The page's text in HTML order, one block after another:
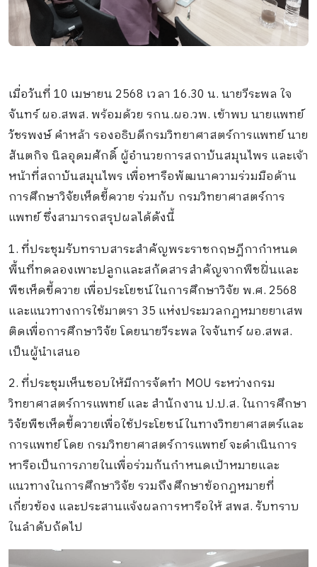
เมื่อวันที่ 10 เมษายน 2568 เวลา 16.30 น. นายวีระพล ใจ
จันทร์ ผอ.สพส. พร้อมด้วย รกน.ผอ.วพ. เข้าพบ นายแพทย์
วัชรพงษ์ คำหล้า รองอธิบดีกรมวิทยาศาสตร์การแพทย์ นาย
สันตกิจ นิลอุดมศักดิ์ ผู้อำนวยการสถาบันสมุนไพร และเจ้า
หน้าที่สถาบันสมุนไพร เพื่อหารือพัฒนาความร่วมมือด้าน
การศึกษาวิจัยเห็ดขี้ควาย ร่วมกับ กรมวิทยาศาสตร์การ
แพทย์ ซึ่งสามารถสรุปผลได้ดังนี้
1. ที่ประชุมรับทราบสาระสำคัญพระราชกฤษฎีกากำหนด
พื้นที่ทดลองเพาะปลูกและสกัดสารสำคัญจากพืชฝิ่นและ
พืชเห็ดขี้ควาย เพื่อประโยชน์ในการศึกษาวิจัย พ.ศ. 2568
และแนวทางการใช้มาตรา 35 แห่งประมวลกฎหมายยาเสพ
ติดเพื่อการศึกษาวิจัย โดยนายวีระพล ใจจันทร์ ผอ.สพส.
เป็นผู้นำเสนอ
2. ที่ประชุมเห็นชอบให้มีการจัดทำ MOU ระหว่างกรม
วิทยาศาสตร์การแพทย์ และ สำนักงาน ป.ป.ส. ในการศึกษา
วิจัยพืชเห็ดขี้ควายเพื่อใช้ประโยชน์ในทางวิทยาศาสตร์และ
การแพทย์ โดย กรมวิทยาศาสตร์การแพทย์ จะดำเนินการ
หารือเป็นการภายในเพื่อร่วมกันกำหนดเป้าหมายและ
แนวทางในการศึกษาวิจัย รวมถึงศึกษาข้อกฎหมายที่
เกี่ยวข้อง และประสานแจ้งผลการหารือให้ สพส. รับทราบ
ในลำดับถัดไป